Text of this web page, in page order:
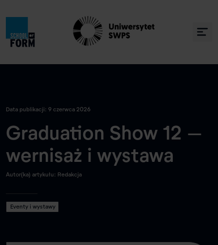
Data publikacji: 9 czerwca 2026
Graduation Show 12 –
wernisaż i wystawa
Autor(ka) artykułu: Redakcja
Eventy i wystawy